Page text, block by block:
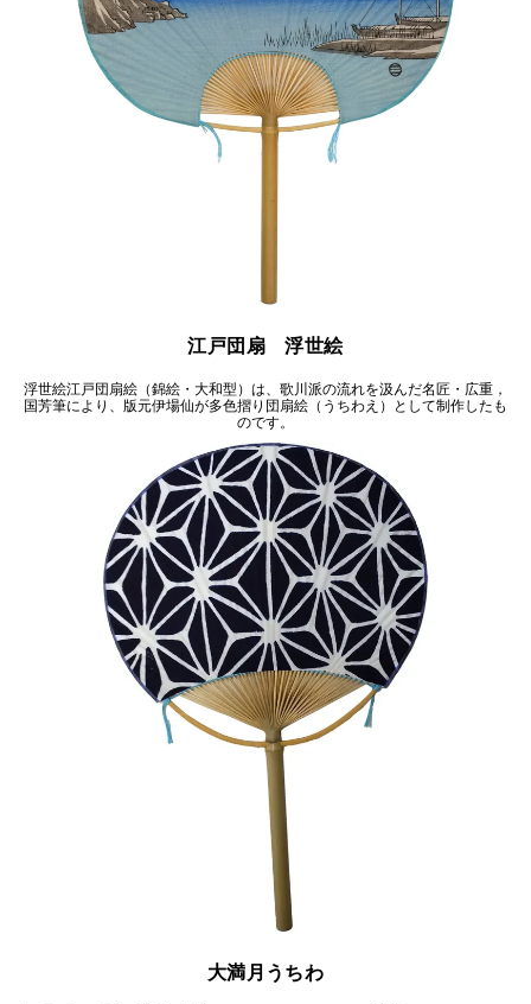
江戸団扇 浮世絵
浮世絵江戸団扇絵（錦絵・大和型）は、歌川派の流れを汲んだ名匠・広重，
国芳筆により、版元伊場仙が多色摺り団扇絵（うちわえ）として制作したも
のです。
大満月うちわ